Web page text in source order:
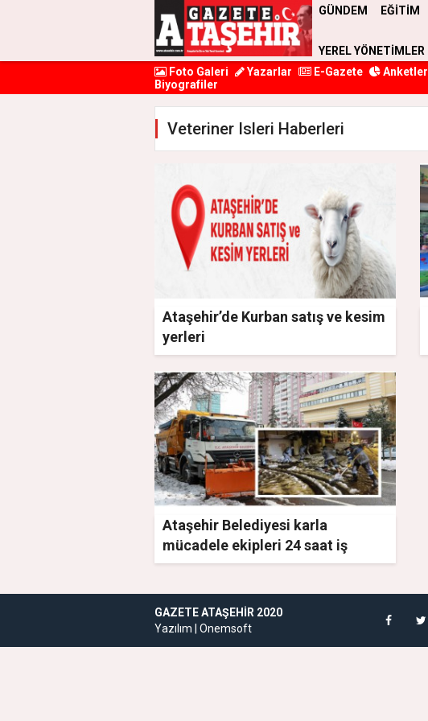
GÜNDEM EĞİTİM
YEREL YÖNETİMLER
Foto Galeri
Yazarlar E-Gazete Anketler
Biyografiler
Veteriner Isleri Haberleri
Ataşehir’de Kurban satış ve kesim
yerleri
Ataşehir Belediyesi karla
mücadele ekipleri 24 saat iş
başında
GAZETE ATAŞEHIR 2020
Yazılım | Onemsoft